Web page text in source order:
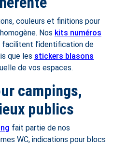
couleurs et finitions pour
Nos kits numéros
facilitent l’identification de
que les stickers blasons
de vos espaces.
campings,
publics
fait partie de nos
WC, indications pour blocs